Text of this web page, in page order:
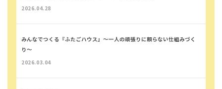
2026.04.28
みんなでつくる『ふたごハウス』～一人の頑張りに頼らない仕組みづく
り～
2026.03.04